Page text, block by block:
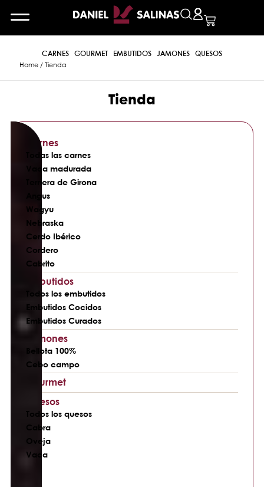
CARNES GOURMET EMBUTIDOS JAMONES QUESOS
Home/ Tienda
Tienda
Carnes
Todas las carnes
Vaca madurada
Ternera de Girona
Angus
Wagyu
Nebraska
Cerdo Ibérico
Cordero
Cabrito
Embutidos
Todos los embutidos
Embutidos Cocidos
Embutidos Curados
Jamones
Bellota 100%
Cebo campo
Gourmet
Quesos
Todos los quesos
Cabra
Oveja
Vaca